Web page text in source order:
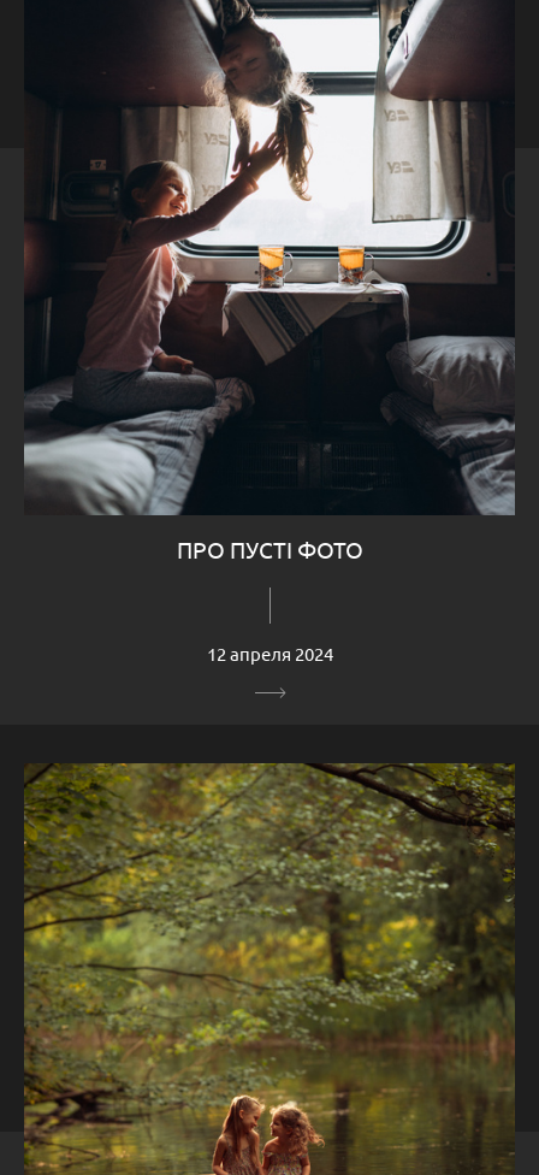
ПРО ПУСТІ ФОТО
12 апреля 2024